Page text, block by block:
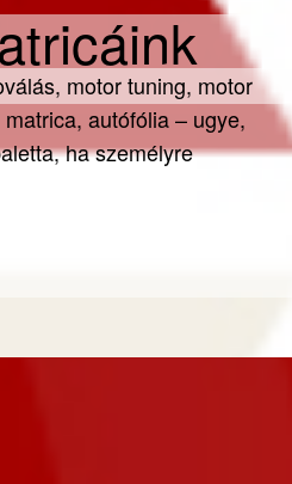
motor tuning, motor
autófólia – ugye,
ha személyre